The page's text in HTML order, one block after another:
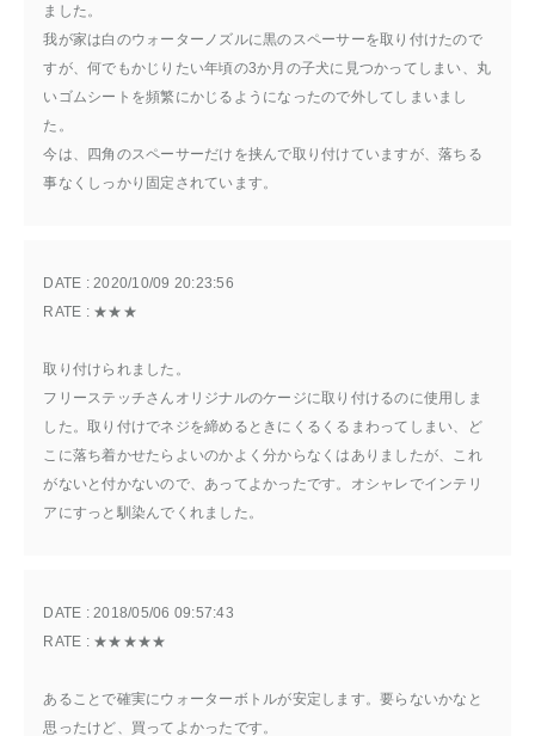
ました。
我が家は白のウォーターノズルに黒のスペーサーを取り付けたので
すが、何でもかじりたい年頃の3か月の子犬に見つかってしまい、丸
いゴムシートを頻繁にかじるようになったので外してしまいまし
た。
今は、四角のスペーサーだけを挟んで取り付けていますが、落ちる
事なくしっかり固定されています。
取り付けられました。
DATE : 2020/10/09 20:23:56
RATE : ★★★
フリーステッチさんオリジナルのケージに取り付けるのに使用しま
した。取り付けでネジを締めるときにくるくるまわってしまい、ど
こに落ち着かせたらよいのかよく分からなくはありましたが、これ
がないと付かないので、あってよかったです。オシャレでインテリ
アにすっと馴染んでくれました。
DATE : 2018/05/06 09:57:43
RATE : ★★★★★
あることで確実にウォーターボトルが安定します。要らないかなと
思ったけど、買ってよかったです。